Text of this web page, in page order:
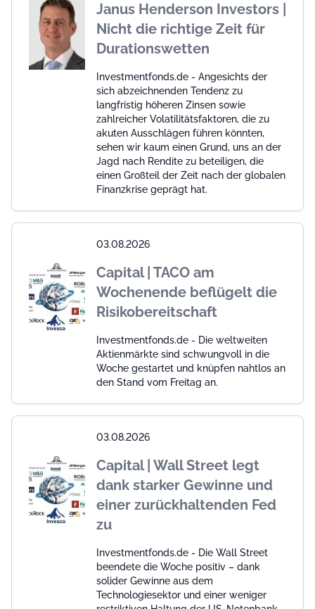
Janus Henderson Investors |
Nicht die richtige Zeit für
Durationswetten
Investmentfonds.de - Angesichts der
sich abzeichnenden Tendenz zu
langfristig höheren Zinsen sowie
zahlreicher Volatilitätsfaktoren, die zu
akuten Ausschlägen führen könnten,
sehen wir kaum einen Grund, uns an der
Jagd nach Rendite zu beteiligen, die
einen Großteil der Zeit nach der globalen
Finanzkrise geprägt hat.
03.08.2026
Capital | TACO am
Wochenende beflügelt die
Risikobereitschaft
Investmentfonds.de - Die weltweiten
Aktienmärkte sind schwungvoll in die
Woche gestartet und knüpfen nahtlos an
den Stand vom Freitag an.
03.08.2026
Capital | Wall Street legt
dank starker Gewinne und
einer zurückhaltenden Fed
zu
Investmentfonds.de - Die Wall Street
beendete die Woche positiv – dank
solider Gewinne aus dem
Technologiesektor und einer weniger